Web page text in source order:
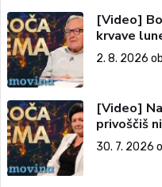
[Video]
krvave
vesolju
2. 8. 2026
[Video]
privoščiš
2026)
30. 7. 2026